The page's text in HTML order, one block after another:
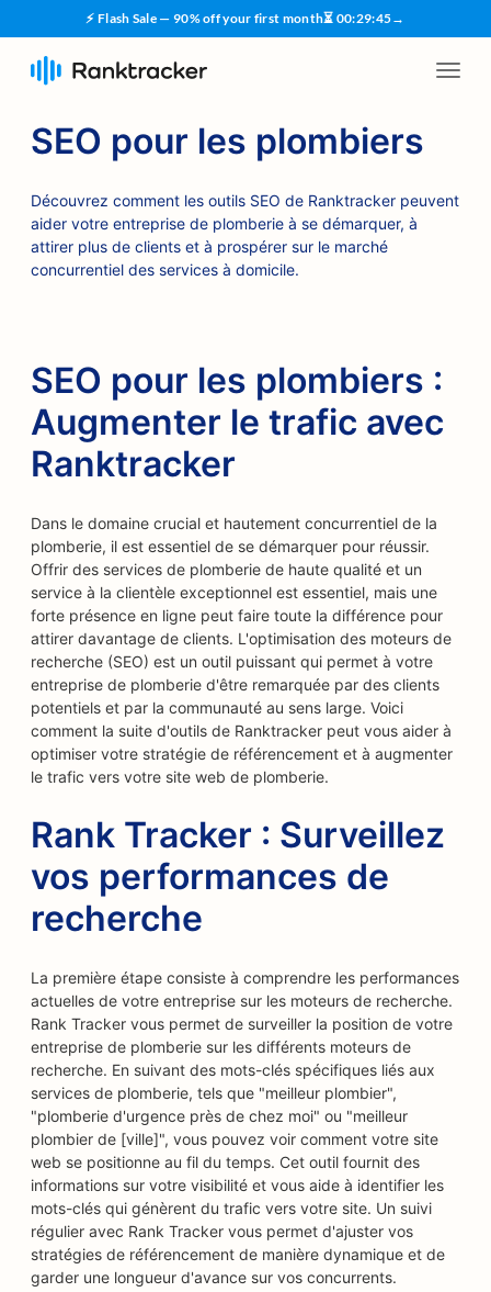
⚡ Flash Sale — 90% off your first month⏳ 00:29:45→
SEO pour les plombiers
Découvrez comment les outils SEO de Ranktracker peuvent
aider votre entreprise de plomberie à se démarquer, à
attirer plus de clients et à prospérer sur le marché
concurrentiel des services à domicile.
SEO pour les plombiers :
Augmenter le trafic avec
Ranktracker
Dans le domaine crucial et hautement concurrentiel de la
plomberie, il est essentiel de se démarquer pour réussir.
Offrir des services de plomberie de haute qualité et un
service à la clientèle exceptionnel est essentiel, mais une
forte présence en ligne peut faire toute la différence pour
attirer davantage de clients. L'optimisation des moteurs de
recherche (SEO) est un outil puissant qui permet à votre
entreprise de plomberie d'être remarquée par des clients
potentiels et par la communauté au sens large. Voici
comment la suite d'outils de Ranktracker peut vous aider à
optimiser votre stratégie de référencement et à augmenter
le trafic vers votre site web de plomberie.
Rank Tracker : Surveillez
vos performances de
recherche
La première étape consiste à comprendre les performances
actuelles de votre entreprise sur les moteurs de recherche.
Rank Tracker vous permet de surveiller la position de votre
entreprise de plomberie sur les différents moteurs de
recherche. En suivant des mots-clés spécifiques liés aux
services de plomberie, tels que "meilleur plombier",
"plomberie d'urgence près de chez moi" ou "meilleur
plombier de [ville]", vous pouvez voir comment votre site
web se positionne au fil du temps. Cet outil fournit des
informations sur votre visibilité et vous aide à identifier les
mots-clés qui génèrent du trafic vers votre site. Un suivi
régulier avec Rank Tracker vous permet d'ajuster vos
stratégies de référencement de manière dynamique et de
garder une longueur d'avance sur vos concurrents.